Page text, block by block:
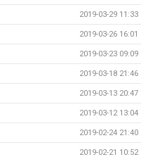
2019-03-29 11:33
2019-03-26 16:01
2019-03-23 09:09
2019-03-18 21:46
2019-03-13 20:47
2019-03-12 13:04
2019-02-24 21:40
2019-02-21 10:52